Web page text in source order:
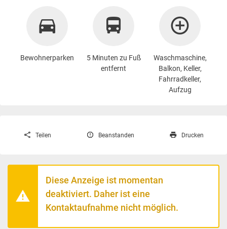
Bewohnerparken
5 Minuten zu Fuß
entfernt
Waschmaschine,
Balkon, Keller,
Fahrradkeller,
Aufzug
Teilen Beanstanden Drucken
Diese Anzeige ist momentan
deaktiviert. Daher ist eine
Kontaktaufnahme nicht möglich.